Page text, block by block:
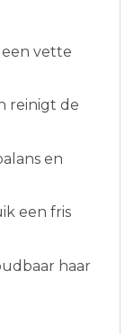
vette
reinigt de
en
een fris
haar